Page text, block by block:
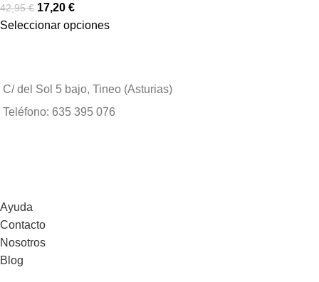
42,95€ 17,20 €
Seleccionar opciones
C/ del Sol 5 bajo, Tineo (Asturias)
Teléfono: 635 395 076
Ayuda
Contacto
Nosotros
Blog